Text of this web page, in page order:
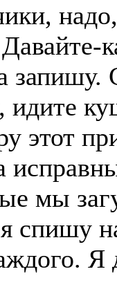
запишу.
идите
этот
мы
спишу
Я